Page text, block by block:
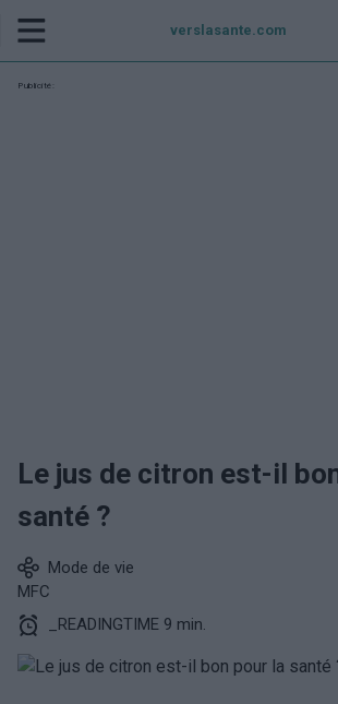
verslasante.com
Publicité:
Le jus de citron est-il
santé ?
Mode de vie
MFC
_READINGTIME 9 min.